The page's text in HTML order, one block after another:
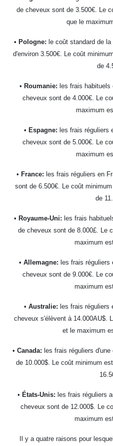
de cheveux sont de 3.500€. Le
que le
• Pologne: le coût standard de
d'environ 3.500€. Le coût
de
• Roumanie: les frais habituels
cheveux sont de 4.000€. Le
maximum
• Espagne: les frais réguliers
cheveux sont de 5.000€. Le
maximum
• France: les frais réguliers en
sont de 6.500€. Le coût
de
• Royaume-Uni: les frais
de cheveux sont de 8.000£. Le
maximum
• Allemagne: les frais réguliers
cheveux sont de 9.000€. Le
maximum
• Australie: les frais réguliers
cheveux s'élèvent à 14.000AU$.
et le maximum
• Canada: les frais réguliers
de 10.000$. Le coût minimum
• États-Unis: les frais réguliers
cheveux sont de 12.000$. Le
maximum
Il y a quatre raisons pour